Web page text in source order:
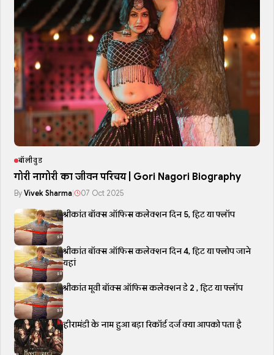
बॉलीवुड
गोरी नागोरी का जीवन परिचय | Gori Nagori Biography
By Vivek Sharma 07 Oct 2025
श्रीकांत बॉक्स ऑफिस कलेक्शन दिन 5, हिट या फ्लॉप
श्रीकांत बॉक्स ऑफिस कलेक्शन दिन 4, हिट या फ्लोप जाने
यहां
श्रीकांत मूवी बॉक्स ऑफिस कलेक्शन डे 2 , हिट या फ्लॉप
हीरामंडी के नाम हुआ बड़ा रिकॉर्ड दर्ज क्या आपको पता है